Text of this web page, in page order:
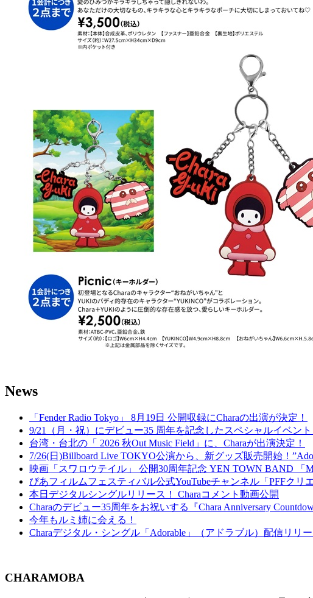
News
「Fender Radio Tokyo」 8月19日 公開収録にCharaの出演が決定！
9/21（月・祝）にデビュー35 周年を記念したスペシャルイベント
台湾・台北の「 2026 秋Out Music Field」に、Charaが出演決定！
7/26(日)Billboard Live TOKYO公演から、新グッズ販売開始！
映画「スワロウテイル」 公開30周年記念 YEN TOWN BAND 「
ぴあフィルムフェスティバル公式YouTubeチャンネル「PFFク
本日デジタルシングルリリース！ Charaコメント動画公開
Charaのデビュー35周年をお祝いする『Chara Anniversary
今年もルミ姉に会える！
Charaデジタル・シングル「Adorable」（アドラブル）配信リリー
CHARAMOBA